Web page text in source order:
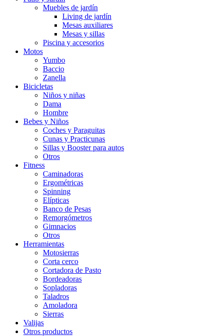
Muebles de jardín
Living de jardín
Mesas auxiliares
Mesas y sillas
Piscina y accesorios
Motos
Yumbo
Baccio
Zanella
Bicicletas
Niños y niñas
Dama
Hombre
Bebes y Niños
Coches y Paraguitas
Cunas y Practicunas
Sillas y Booster para autos
Otros
Fitness
Caminadoras
Ergométricas
Spinning
Elípticas
Banco de Pesas
Remorgómetros
Gimnacios
Otros
Herramientas
Motosierras
Corta cerco
Cortadora de Pasto
Bordeadoras
Sopladoras
Taladros
Amoladora
Sierras
Valijas
Otros productos